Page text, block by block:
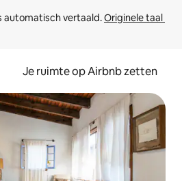
automatisch vertaald. Originele taal
Je ruimte op Airbnb zetten